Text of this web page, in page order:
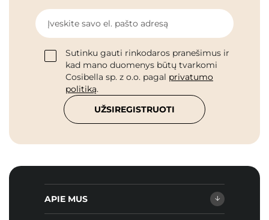
Įveskite savo el. pašto adresą
Sutinku gauti rinkodaros pranešimus ir
kad mano duomenys būtų tvarkomi
Cosibella sp. z o.o. pagal privatumo
politiką.
UŽSIREGISTRUOTI
APIE MUS